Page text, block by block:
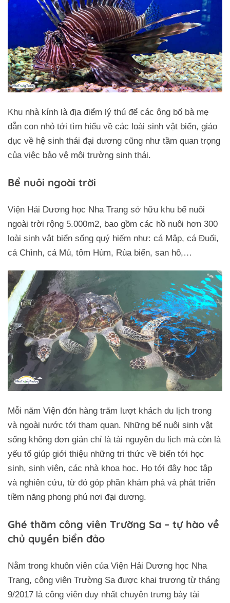
Khu nhà kính là địa điểm lý thú để các ông bố bà mẹ
dẫn con nhỏ tới tìm hiểu về các loài sinh vật biển, giáo
dục về hệ sinh thái đại dương cũng như tầm quan trọng
của việc bảo vệ môi trường sinh thái.
Bể nuôi ngoài trời
Viện Hải Dương học Nha Trang sở hữu khu bể nuôi
ngoài trời rộng 5.000m2, bao gồm các hồ nuôi hơn 300
loài sinh vật biển sống quý hiếm như: cá Mập, cá Đuối,
cá Chình, cá Mú, tôm Hùm, Rùa biển, san hô,…
Mỗi năm Viện đón hàng trăm lượt khách du lịch trong
và ngoài nước tới tham quan. Những bể nuôi sinh vật
sống không đơn giản chỉ là tài nguyên du lịch mà còn là
yếu tố giúp giới thiệu những tri thức về biển tới học
sinh, sinh viên, các nhà khoa học. Họ tới đây học tập
và nghiên cứu, từ đó góp phần khám phá và phát triển
tiềm năng phong phú nơi đại dương.
Ghé thăm công viên Trường Sa – tự hào về
chủ quyền biển đảo
Nằm trong khuôn viên của Viện Hải Dương học Nha
Trang, công viên Trường Sa được khai trương từ tháng
9/2017 là công viên duy nhất chuyên trưng bày tài